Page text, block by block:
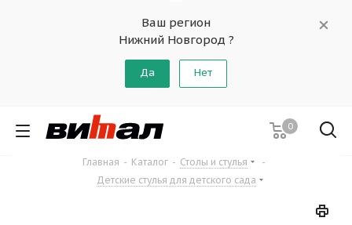
Ваш регион
Нижний Новгород ?
Да Нет
0
Главная - Каталог - Столы и стулья
-
Детские стулья для детского сада